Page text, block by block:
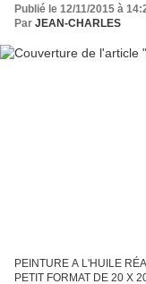
Publié le 12/11/2015 à
Par JEAN-CHARLES
PEINTURE A L'HUILE
PETIT FORMAT DE 20 X